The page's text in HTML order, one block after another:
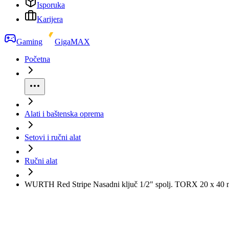
Isporuka
Karijera
Gaming
GigaMAX
Početna
Alati i baštenska oprema
Setovi i ručni alat
Ručni alat
WURTH Red Stripe Nasadni ključ 1/2" spolj. TORX 20 x 40